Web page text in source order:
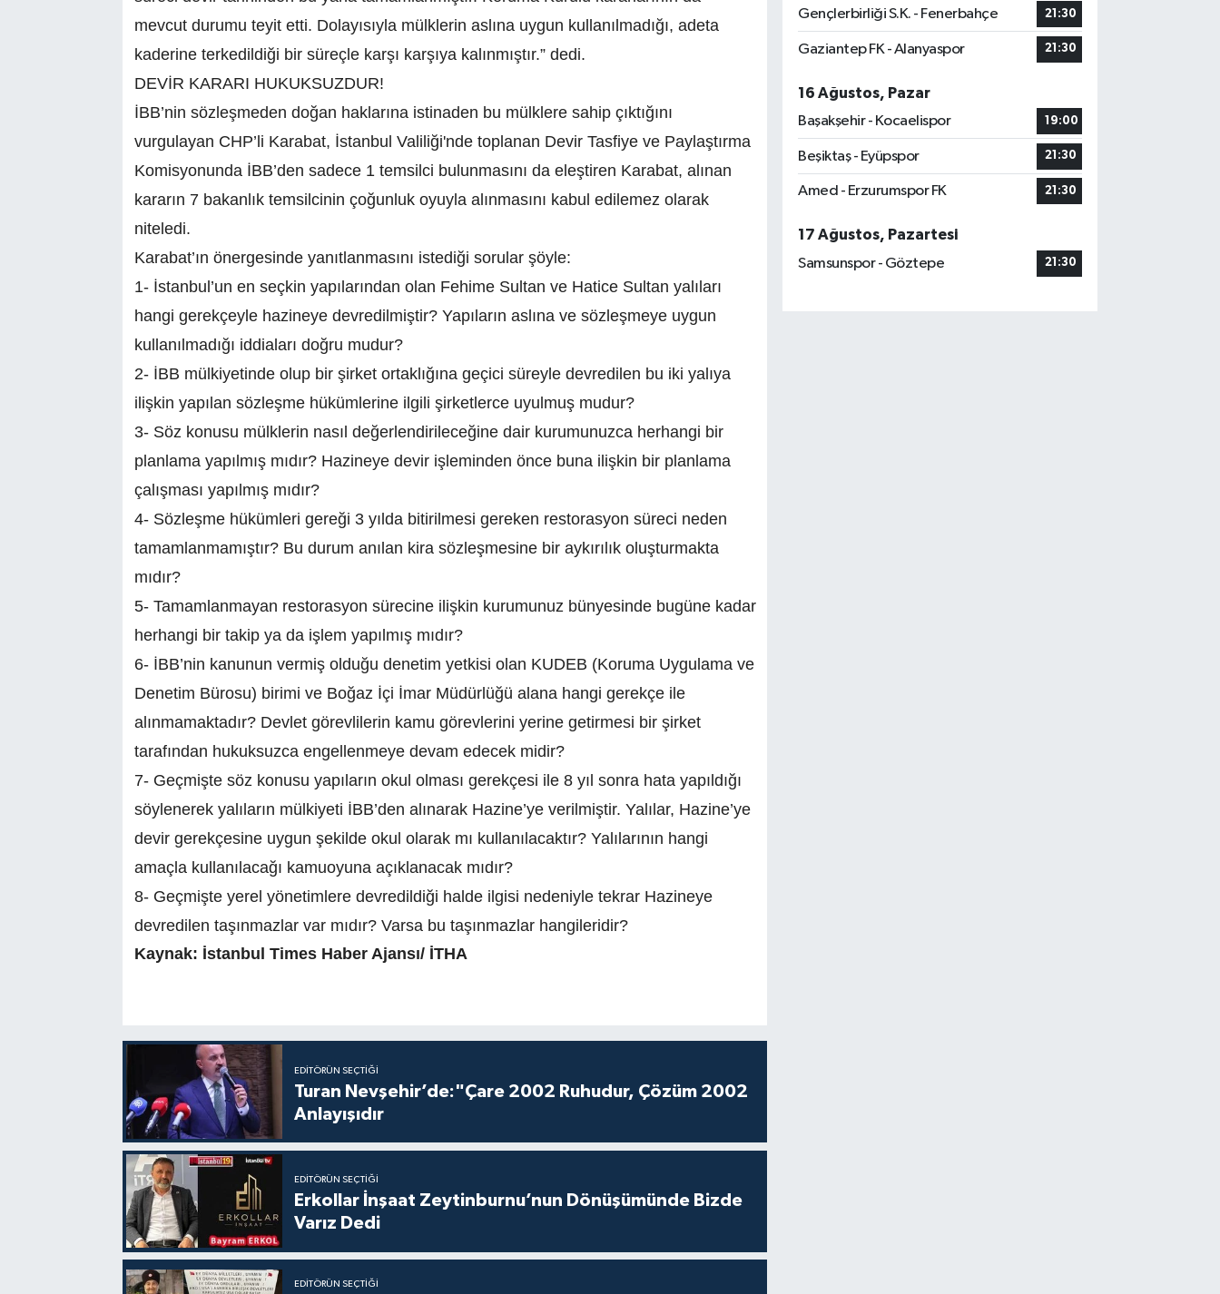
mevcut durumu teyit etti. Dolayısıyla mülklerin aslına uygun kullanılmadığı, adeta
kaderine terkedildiği bir süreçle karşı karşıya kalınmıştır.” dedi.
DEVİR KARARI HUKUKSUZDUR!
İBB’nin sözleşmeden doğan haklarına istinaden bu mülklere sahip çıktığını
vurgulayan CHP’li Karabat, İstanbul Valiliği'nde toplanan Devir Tasfiye ve Paylaştırma
Komisyonunda İBB’den sadece 1 temsilci bulunmasını da eleştiren Karabat, alınan
kararın 7 bakanlık temsilcinin çoğunluk oyuyla alınmasını kabul edilemez olarak
niteledi.
Karabat’ın önergesinde yanıtlanmasını istediği sorular şöyle:
1- İstanbul’un en seçkin yapılarından olan Fehime Sultan ve Hatice Sultan yalıları
hangi gerekçeyle hazineye devredilmiştir? Yapıların aslına ve sözleşmeye uygun
kullanılmadığı iddiaları doğru mudur?
2- İBB mülkiyetinde olup bir şirket ortaklığına geçici süreyle devredilen bu iki yalıya
ilişkin yapılan sözleşme hükümlerine ilgili şirketlerce uyulmuş mudur?
3- Söz konusu mülklerin nasıl değerlendirileceğine dair kurumunuzca herhangi bir
planlama yapılmış mıdır? Hazineye devir işleminden önce buna ilişkin bir planlama
çalışması yapılmış mıdır?
4- Sözleşme hükümleri gereği 3 yılda bitirilmesi gereken restorasyon süreci neden
tamamlanmamıştır? Bu durum anılan kira sözleşmesine bir aykırılık oluşturmakta
mıdır?
5- Tamamlanmayan restorasyon sürecine ilişkin kurumunuz bünyesinde bugüne kadar
herhangi bir takip ya da işlem yapılmış mıdır?
6- İBB’nin kanunun vermiş olduğu denetim yetkisi olan KUDEB (Koruma Uygulama ve
Denetim Bürosu) birimi ve Boğaz İçi İmar Müdürlüğü alana hangi gerekçe ile
alınmamaktadır? Devlet görevlilerin kamu görevlerini yerine getirmesi bir şirket
tarafından hukuksuzca engellenmeye devam edecek midir?
7- Geçmişte söz konusu yapıların okul olması gerekçesi ile 8 yıl sonra hata yapıldığı
söylenerek yalıların mülkiyeti İBB’den alınarak Hazine’ye verilmiştir. Yalılar, Hazine’ye
devir gerekçesine uygun şekilde okul olarak mı kullanılacaktır? Yalılarının hangi
amaçla kullanılacağı kamuoyuna açıklanacak mıdır?
8- Geçmişte yerel yönetimlere devredildiği halde ilgisi nedeniyle tekrar Hazineye
devredilen taşınmazlar var mıdır? Varsa bu taşınmazlar hangileridir?
Kaynak: İstanbul Times Haber Ajansı/ İTHA
EDITÖRÜN SEÇTIĞI
Turan Nevşehir’de:"Çare 2002 Ruhudur, Çözüm 2002
Anlayışıdır
EDITÖRÜN SEÇTIĞI
Erkollar İnşaat Zeytinburnu’nun Dönüşümünde Bizde
Varız Dedi
EDITÖRÜN SEÇTIĞI
Gençlerbirliği S.K. - Fenerbahçe 21:30
Gaziantep FK - Alanyaspor 21:30
16 Ağustos, Pazar
Başakşehir - Kocaelispor
19:00
Beşiktaş - Eyüpspor 21:30
Amed - Erzurumspor FK 21:30
17 Ağustos, Pazartesi
Samsunspor - Göztepe
21:30